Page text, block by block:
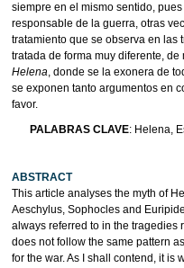
siempre en el mismo sentido,
responsable de la guerra, otras
tratamiento que se observa en las
tratada de forma muy diferente,
Helena, donde se la exonera de
se exponen tanto argumentos en
favor.
PALABRAS CLAVE: Helena,
ABSTRACT
This article analyses the myth of
Aeschylus, Sophocles and
always referred to in the tragedies
does not follow the same pattern
for the war. As I shall contend, it is